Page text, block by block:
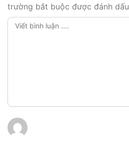
trường bắt buộc được đánh dấu